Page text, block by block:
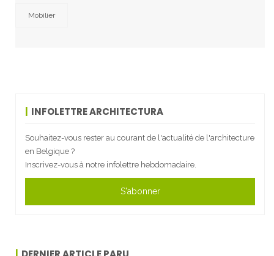
Mobilier
INFOLETTRE ARCHITECTURA
Souhaitez-vous rester au courant de l'actualité de l'architecture
en Belgique ?
Inscrivez-vous à notre infolettre hebdomadaire.
S'abonner